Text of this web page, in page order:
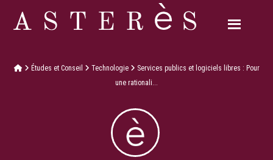
Études et Conseil Technologie
Services publics et logiciels libres : Pour
une rationali...